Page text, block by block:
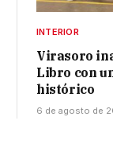
INTERIOR
Virasoro
Libro con
histórico
6 de agosto de